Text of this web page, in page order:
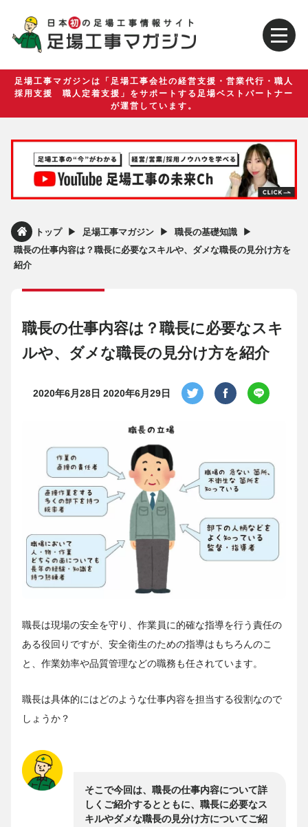
足場工事マガジンは「足場工事会社の経営支援・営業代行・職人
採用支援 職人定着支援」をサポートする足場ベストパートナー
が運営しています。
トップ ▶︎ 足場工事マガジン ▶︎ 職長の基礎知識 ▶︎
職長の仕事内容は？職長に必要なスキルや、ダメな職長の見分け方を
紹介
職長の仕事内容は？職長に必要なスキ
ルや、ダメな職長の見分け方を紹介
2020年6月28日 2020年6月29日
職長は現場の安全を守り、作業員に的確な指導を行う責任の
ある役回りですが、安全衛生のための指導はもちろんのこ
と、作業効率や品質管理などの職務も任されています。
職長は具体的にはどのような仕事内容を担当する役割なので
しょうか？
そこで今回は、職長の仕事内容について詳
しくご紹介するとともに、職長に必要なス
キルやダメな職長の見分け方についてご紹